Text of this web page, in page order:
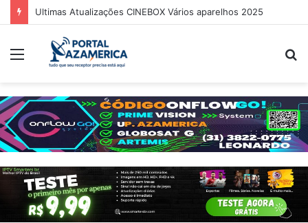
Ultimas Atualizações CINEBOX Vários aparelhos 2025